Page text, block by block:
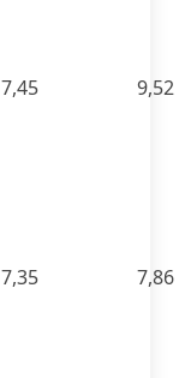
7,45 9,52
7,35 7,86